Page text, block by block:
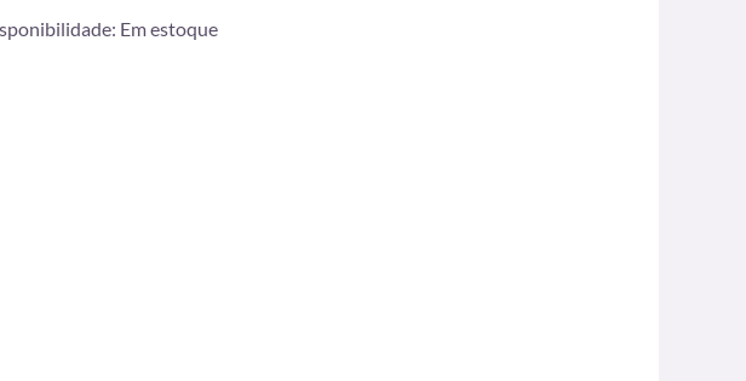
Em estoque